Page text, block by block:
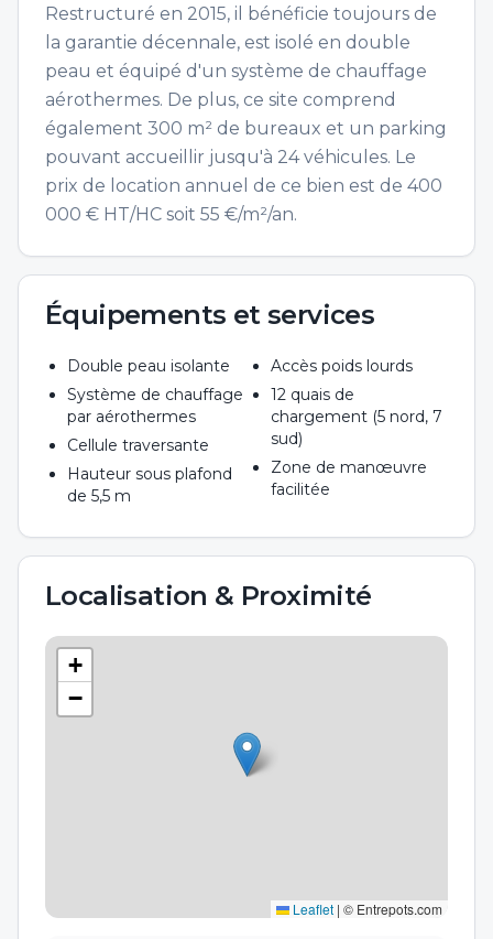
Restructuré en 2015, il bénéficie toujours de
la garantie décennale, est isolé en double
peau et équipé d'un système de chauffage
aérothermes. De plus, ce site comprend
également 300 m² de bureaux et un parking
pouvant accueillir jusqu'à 24 véhicules. Le
prix de location annuel de ce bien est de 400
000 € HT/HC soit 55 €/m²/an.
Équipements et services
Double peau isolante
Système de chauffage
par aérothermes
Cellule traversante
Hauteur sous plafond
de 5,5 m
Accès poids lourds
12 quais de
chargement (5 nord, 7
sud)
Zone de manœuvre
facilitée
Localisation & Proximité
+
−
Leaflet | © Entrepots.com